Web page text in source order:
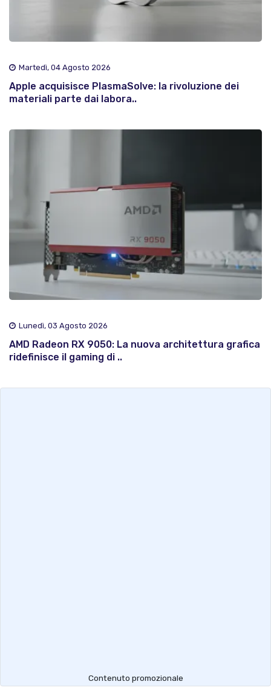
Martedì, 04 Agosto 2026
Apple acquisisce PlasmaSolve: la rivoluzione dei
materiali parte dai labora..
Lunedì, 03 Agosto 2026
AMD Radeon RX 9050: La nuova architettura grafica
ridefinisce il gaming di ..
Contenuto promozionale